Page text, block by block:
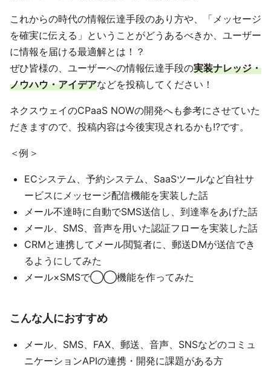
これからの時代の情報伝達手段のあり方や、「メッセージ
を確実に伝える」ということがどうあるべきか、ユーザー
に情報を届ける最適解とは！？
ぜひ皆様の、ユーザーへの情報伝達手段の実装ナレッジ・
ノウハウ・アイデアなどを投稿してください！
ネクスウェイのCPaaS NOWの開発へも参考にさせていた
だきますので、投稿内容は今後実現されるかも!?です。
＜例＞
ECシステム、予約システム、SaaSツールなど自社サ
ービスにメッセージ配信機能を実装した話
メール不達時に自動でSMS送信し、到達率をあげた話
メール、SMS、音声を用いた認証フローを実装した話
CRMと連携してメール閲覧者に、郵送DMが送信でき
るようにしてみた
メール×SMSで◯◯機能を作ってみた
こんな人におすすめ
メール、SMS、FAX、郵送、音声、SNSなどのコミュ
ニケーションAPIの連携・開発に課題がある方